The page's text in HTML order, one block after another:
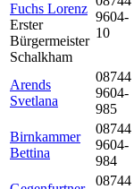
Fuchs Lorenz
Erster
Bürgermeister
Schalkham
9604-
10
Arends
Svetlana
08744
9604-
985
Birnkammer
Bettina
08744
9604-
984
08744